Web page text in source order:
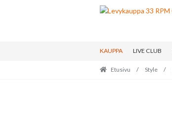
Skip
to
Skip
to
KAUPPA LIVE CLUB
Etusivu / Style /